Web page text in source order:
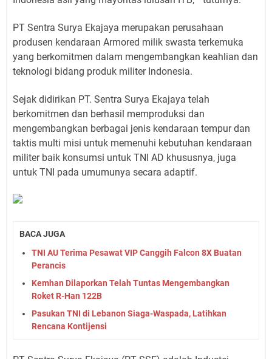
PT Sentra Surya Ekajaya merupakan perusahaan
produsen kendaraan Armored milik swasta terkemuka
yang berkomitmen dalam mengembangkan keahlian dan
teknologi bidang produk militer Indonesia.
Sejak didirikan PT. Sentra Surya Ekajaya telah
berkomitmen dan berhasil memproduksi dan
mengembangkan berbagai jenis kendaraan tempur dan
taktis multi misi untuk memenuhi kebutuhan kendaraan
militer baik konsumsi untuk TNI AD khususnya, juga
untuk TNI pada umumunya secara adaptif.
BACA JUGA
TNI AU Terima Pesawat VIP Canggih Falcon 8X Buatan
Perancis
Kemhan Dilaporkan Telah Tuntas Mengembangkan
Roket R-Han 122B
Pasukan TNI di Lebanon Siaga-Waspada, Latihkan
Rencana Kontijensi